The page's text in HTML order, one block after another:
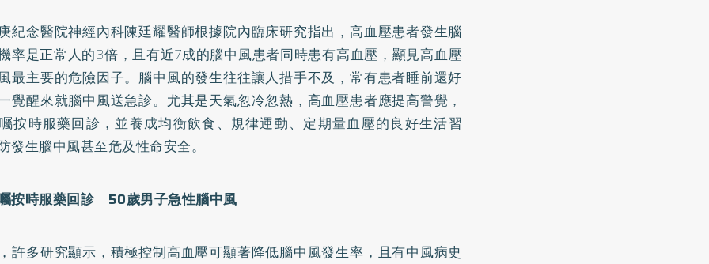
紀念醫院神經內科陳廷耀醫師根據院內臨床研究指出，高血壓患者發生腦
率是正常人的3倍，且有近7成的腦中風患者同時患有高血壓，顯見高血壓
最主要的危險因子。腦中風的發生往往讓人措手不及，常有患者睡前還好
覺醒來就腦中風送急診。尤其是天氣忽冷忽熱，高血壓患者應提高警覺，
按時服藥回診，並養成均衡飲食、規律運動、定期量血壓的良好生活習
發生腦中風甚至危及性命安全。
按時服藥回診 50歲男子急性腦中風
許多研究顯示，積極控制高血壓可顯著降低腦中風發生率，且有中風病史